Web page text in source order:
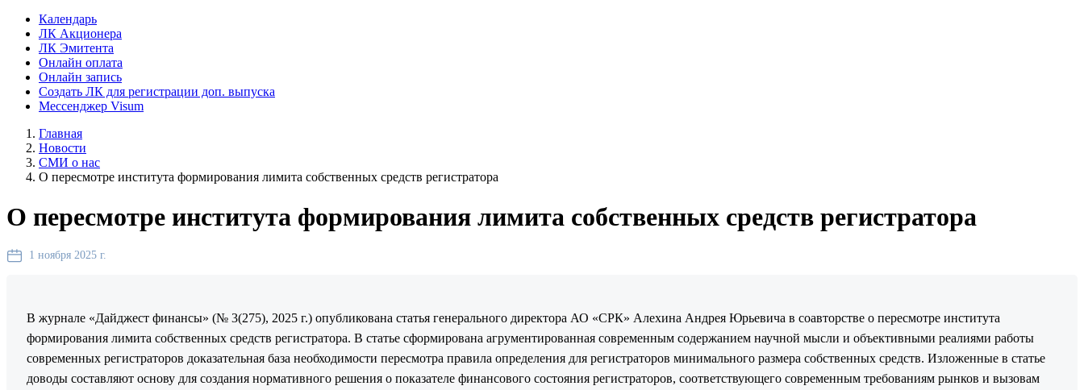
Календарь
ЛК Акционера
ЛК Эмитента
Онлайн оплата
Онлайн запись
Создать ЛК для регистрации доп. выпуска
Мессенджер Visum
Главная
Новости
СМИ о нас
О пересмотре института формирования лимита собственных средств регистратора
О пересмотре института формирования лимита собственных средств регистратора
1 ноября 2025 г.
В журнале «Дайджест финансы» (№ 3(275), 2025 г.) опубликована статья генерального директора АО «СРК» Алехина Андрея Юрьевича в соавторстве о пересмотре института
формирования лимита собственных средств регистратора. В статье сформирована агрументированная современным содержанием научной мысли и объективными реалиями работы
современных регистраторов доказательная база необходимости пересмотра правила определения для регистраторов минимального размера собственных средств. Изложенные в статье
доводы составляют основу для создания нормативного решения о показателе финансового состояния регистраторов, соответствующего современным требованиям рынков и вызовам